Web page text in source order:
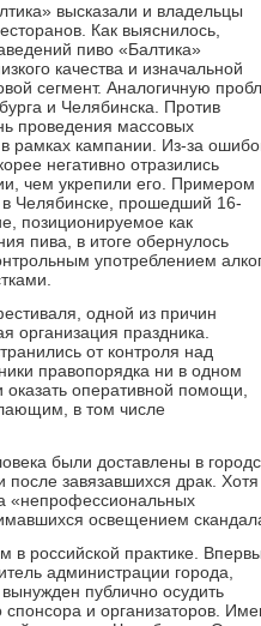
высказали и владельцы
Как выяснилось,
пиво «Балтика»
качества и изначальной
сегмент. Аналогичную
и Челябинска. Против
проведения массовых
рамках кампании. Из-за
негативно отразились
чем укрепили его. Примером
Челябинске, прошедший 16-
позиционируемое как
пива, в итоге обернулось
употреблением
одной из причин
организация праздника.
от контроля над
правопорядка ни в одном
оказать оперативной помощи,
в том числе
были доставлены в
завязавшихся драк. Хотя
«непрофессиональных
освещением
в российской практике.
администрации города,
публично осудить
спонсора и организаторов.